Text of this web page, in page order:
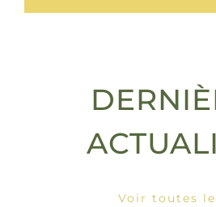
Voir toutes